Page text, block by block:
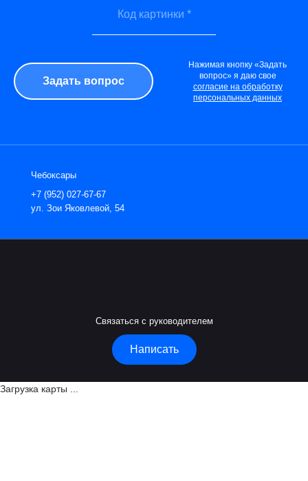
Нажимая кнопку «Задать
вопрос» я даю свое
согласие на обработку
персональных данных
Чебоксары
+7 (952) 027-67-67
ул. Зои Яковлевой, 54
Связаться с руководителем
Написать
Загрузка карты ...